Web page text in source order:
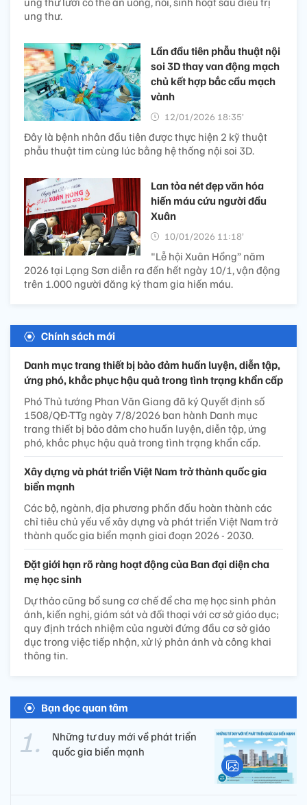
ung thư.
Lần đầu tiên phẫu thuật nội
soi 3D thay van động mạch
chủ kết hợp bắc cầu mạch
vành​
12/01/2026 18:35’
Đây là bệnh nhân đầu tiên được thực hiện 2 kỹ thuật
phẫu thuật tim cùng lúc bằng hệ thống nội soi 3D.
Lan tỏa nét đẹp văn hóa
hiến máu cứu người đầu
Xuân
10/01/2026 11:18’
"Lễ hội Xuân Hồng” năm
2026 tại Lạng Sơn diễn ra đến hết ngày 10/1, vận động
trên 1.000 người đăng ký tham gia hiến máu.
Chính sách mới
Danh mục trang thiết bị bảo đảm huấn luyện, diễn tập,
ứng phó, khắc phục hậu quả trong tình trạng khẩn cấp
Phó Thủ tướng Phan Văn Giang đã ký Quyết định số
1508/QĐ-TTg ngày 7/8/2026 ban hành Danh mục
trang thiết bị bảo đảm cho huấn luyện, diễn tập, ứng
phó, khắc phục hậu quả trong tình trạng khẩn cấp.
Xây dựng và phát triển Việt Nam trở thành quốc gia
biển mạnh
Các bộ, ngành, địa phương phấn đấu hoàn thành các
chỉ tiêu chủ yếu về xây dựng và phát triển Việt Nam trở
thành quốc gia biển mạnh giai đoạn 2026 - 2030.
Đặt giới hạn rõ ràng hoạt động của Ban đại diện cha
mẹ học sinh
Dự thảo cũng bổ sung cơ chế để cha mẹ học sinh phản
ánh, kiến nghị, giám sát và đối thoại với cơ sở giáo dục;
quy định trách nhiệm của người đứng đầu cơ sở giáo
dục trong việc tiếp nhận, xử lý phản ánh và công khai
thông tin.
Bạn đọc quan tâm
Những tư duy mới về phát triển
quốc gia biển mạnh